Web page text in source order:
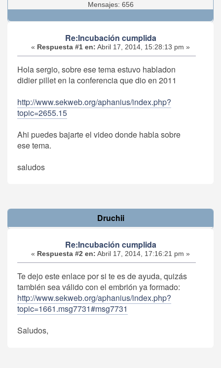
Mensajes: 656
Re:Incubación cumplida
« Respuesta #1 en: Abril 17, 2014, 15:28:13 pm »
Hola sergio, sobre ese tema estuvo habladon
didier pillet en la conferencia que dio en 2011
http://www.sekweb.org/aphanius/index.php?
topic=2655.15
Ahi puedes bajarte el video donde habla sobre
ese tema.
saludos
Druchii
Re:Incubación cumplida
« Respuesta #2 en: Abril 17, 2014, 17:16:21 pm »
Te dejo este enlace por si te es de ayuda, quizás
también sea válido con el embrión ya formado:
http://www.sekweb.org/aphanius/index.php?
topic=1661.msg7731#msg7731
Saludos,